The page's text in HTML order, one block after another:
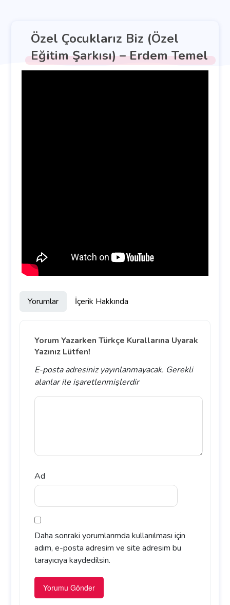
Özel Çocuklarız Biz (Özel
Eğitim Şarkısı) – Erdem Temel
Yorumlar İçerik Hakkında
Yorum Yazarken Türkçe Kurallarına Uyarak
Yazınız Lütfen!
E-posta adresiniz yayınlanmayacak. Gerekli
alanlarile işaretlenmişlerdir
Ad
Daha sonraki yorumlarımda kullanılması için
adım, e-posta adresim ve site adresim bu
tarayıcıya kaydedilsin.